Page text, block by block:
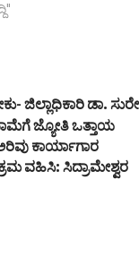
ಡಾ.
ಜ್ಯೋತಿ ಒತ್ತಾಯ
ಕಾರ್ಯಾಗಾರ
ವಹಿಸಿ: ಸಿದ್ರಾಮೇಶ್ವರ